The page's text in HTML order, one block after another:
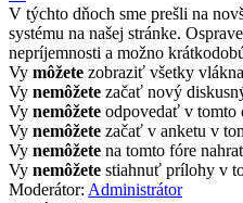
V týchto dňoch sme prešli na
systému na našej stránke.
nepríjemnosti a možno
Vy môžete zobraziť všetky
Vy nemôžete začať nový
Vy nemôžete odpovedať v tomto
Vy nemôžete začať v anketu v
Vy nemôžete na tomto fóre
Vy nemôžete stiahnuť prílohy v
Moderátor: Administrátor